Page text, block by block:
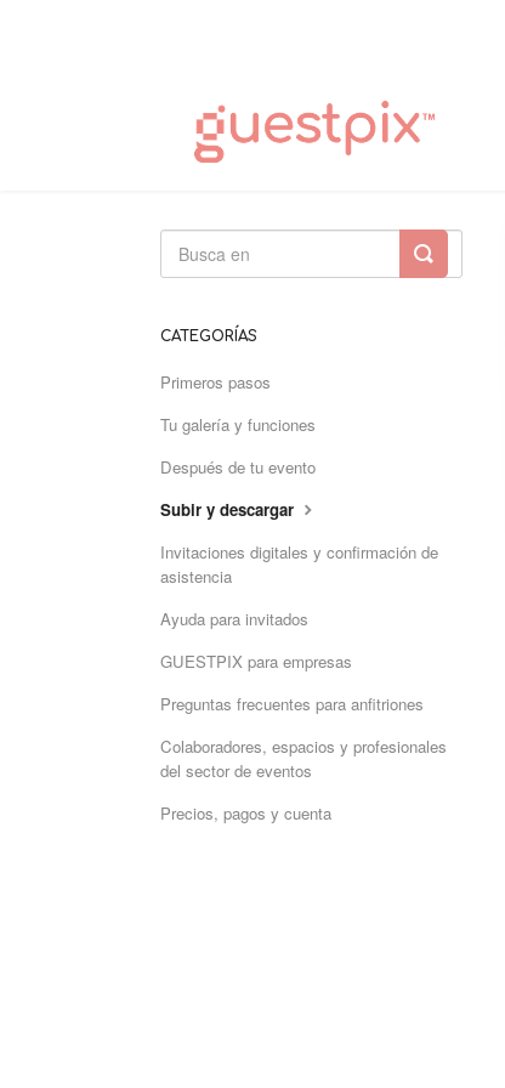
Alternar
búsqueda
CATEGORÍAS
Primeros pasos
Tu galería y funciones
Después de tu evento
Subir y descargar
Invitaciones digitales y confirmación de
asistencia
Ayuda para invitados
GUESTPIX para empresas
Preguntas frecuentes para anfitriones
Colaboradores, espacios y profesionales
del sector de eventos
Precios, pagos y cuenta